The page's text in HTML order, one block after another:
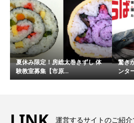
夏休み限定！房総太巻きずし 体
験教室募集【市原...
驚き
ンタ
運営するサイトのご紹介